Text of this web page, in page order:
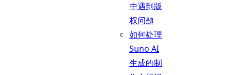
中遇到版
权问题
如何处理
Suno AI
生成的制